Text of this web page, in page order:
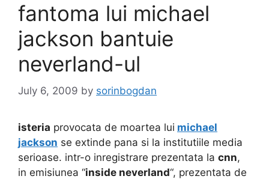
fantoma lui michael
jackson bantuie
neverland-ul
July 6, 2009 by sorinbogdan
isteria provocata de moartea lui michael
jackson se extinde pana si la institutiile media
serioase. intr-o inregistrare prezentata la cnn,
in emisiunea “inside neverland“, prezentata de